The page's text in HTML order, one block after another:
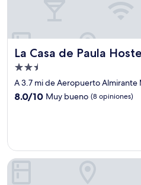
La Casa de Paula
La Casa de Paula Hosteria
Propiedad
de
2.5
estrellas
A 3.7 mi de Aeropuerto Almirante
8.0
(8
opiniones)
8.0/10 Muy bueno (8 opiniones)
Hotel Provincia